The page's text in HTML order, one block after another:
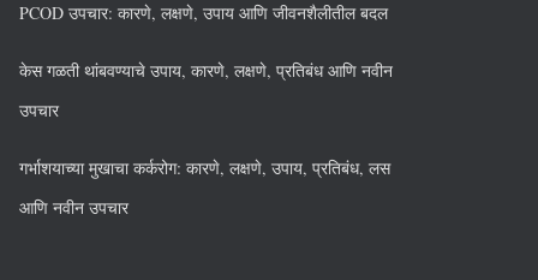
PCOD उपचार: कारणे, लक्षणे, उपाय आणि जीवनशैलीतील बदल
केस गळती थांबवण्याचे उपाय, कारणे, लक्षणे, प्रतिबंध आणि नवीन
उपचार
गर्भाशयाच्या मुखाचा कर्करोग: कारणे, लक्षणे, उपाय, प्रतिबंध, लस
आणि नवीन उपचार